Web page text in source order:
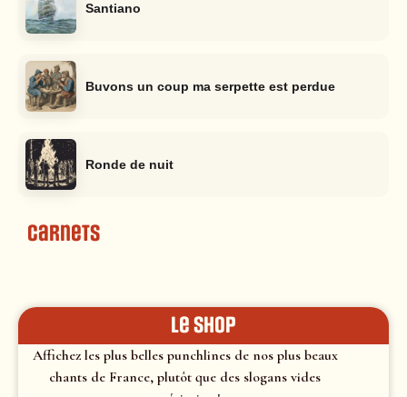
Santiano
Buvons un coup ma serpette est perdue
Ronde de nuit
Carnets
le shop
Affichez les plus belles punchlines de nos plus beaux
chants de France, plutôt que des slogans vides